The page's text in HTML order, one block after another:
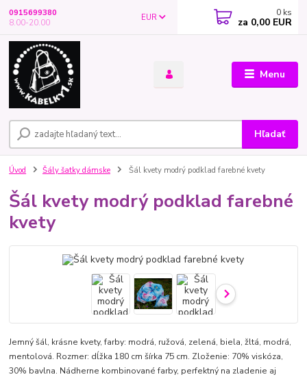
Menu
EUR
Hľadať
0915699380
8.00-20.00
0 ks
za 0,00 EUR
Úvod Šály šatky dámske Šál kvety modrý podklad farebné kvety
Šál kvety modrý podklad farebné
kvety
Jemný šál, krásne kvety, farby: modrá, ružová, zelená, biela, žltá, modrá,
mentolová. Rozmer: dĺžka 180 cm šírka 75 cm. Zloženie: 70% viskóza,
30% bavlna. Nádherne kombinované farby, perfektný na zladenie aj